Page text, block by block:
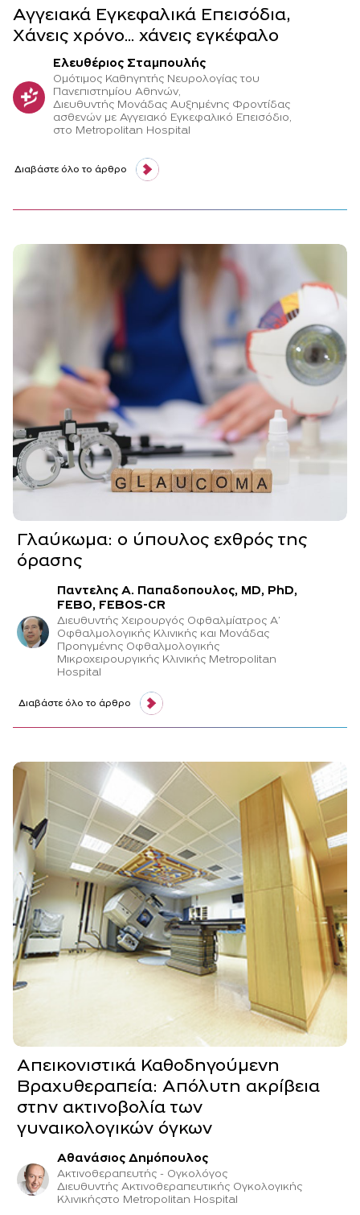
Αγγειακά Εγκεφαλικά Επεισόδια,
Xάνεις χρόνο... χάνεις εγκέφαλο
Ελευθέριος Σταμπουλής
Oμότιμος Καθηγητής Νευρολογίας του
Πανεπιστημίου Αθηνών,
Διευθυντής Μονάδας Αυξημένης Φροντίδας
ασθενών με Αγγειακό Εγκεφαλικό Επεισόδιο,
στο Metropolitan Hospital
Διαβάστε όλο το άρθρο
Γλαύκωμα: ο ύπουλος εχθρός της
όρασης
Παντελης Α. Παπαδοπουλος, MD, PhD,
FEBO, FEBOS-CR
Διευθυντής Χειρουργός Οφθαλμίατρος Α’
Οφθαλμολογικής Κλινικής και Μονάδας
Προηγμένης Οφθαλμολογικής
Μικροχειρουργικής Κλινικής Metropolitan
Hospital
Διαβάστε όλο το άρθρο
Aπεικονιστικά Καθοδηγούμενη
Βραχυθεραπεία: Aπόλυτη ακρίβεια
στην ακτινοβολία των
γυναικολογικών όγκων
Αθανάσιος Δημόπουλος
Ακτινοθεραπευτής - Ογκολόγος
Διευθυντής Ακτινοθεραπευτικής Ογκολογικής
Κλινικήςστο Metropolitan Hospital